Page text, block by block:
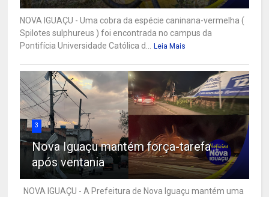
NOVA IGUAÇU - Uma cobra da espécie caninana-vermelha (
Spilotes sulphureus ) foi encontrada no campus da
Pontifícia Universidade Católica d... Leia Mais
3
Nova Iguaçu mantém força-tarefa
após ventania
NOVA IGUAÇU - A Prefeitura de Nova Iguaçu mantém uma